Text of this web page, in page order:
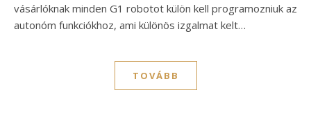
vásárlóknak minden G1 robotot külön kell programozniuk az
autonóm funkciókhoz, ami különös izgalmat kelt…
TOVÁBB